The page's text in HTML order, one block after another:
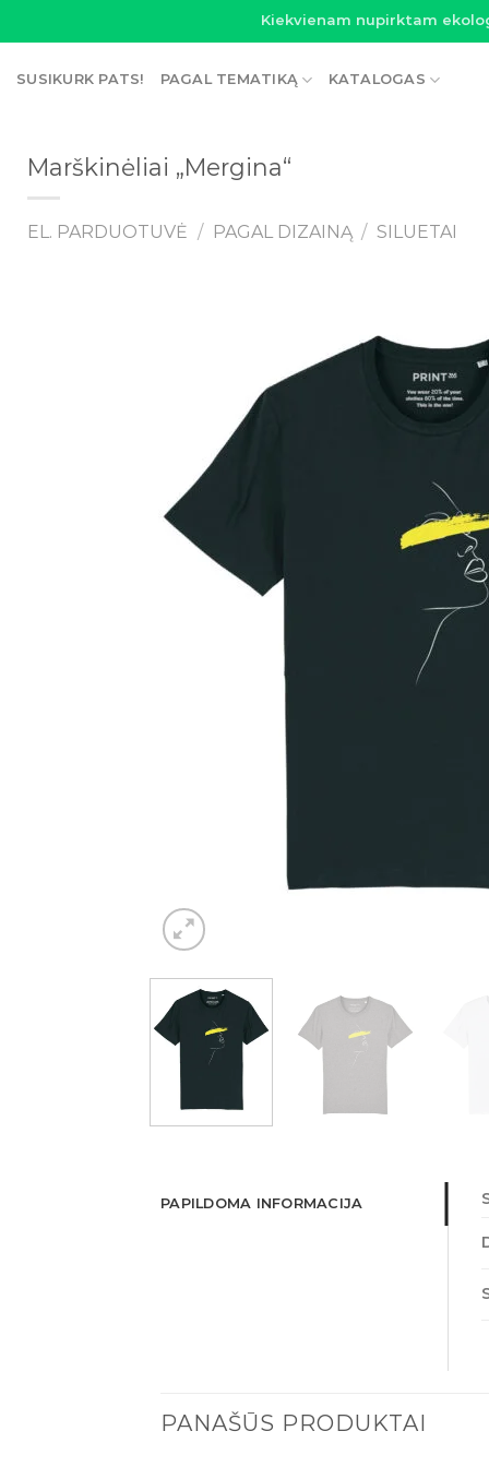
to
Kiekvienam nupirktam
SUSIKURK PATS! PAGAL TEMATIKĄ KATALOGAS
Marškinėliai „Mergina“
EL. PARDUOTUVĖ / PAGAL DIZAINĄ / SILUETAI
PAPILDOMA INFORMACIJA
PANAŠŪS PRODUKTAI